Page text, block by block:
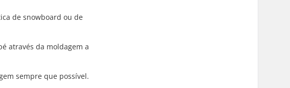
de snowboard ou de
através da moldagem a
sempre que possível.